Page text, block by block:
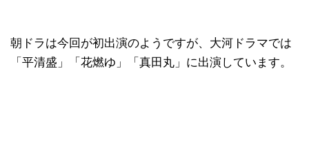
朝ドラは今回が初出演のようですが、大河ドラマでは
「平清盛」「花燃ゆ」「真田丸」に出演しています。